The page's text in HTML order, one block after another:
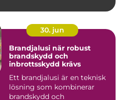
30. jun
Brandjalusi när robust
brandskydd och
inbrottsskydd krävs
Ett brandjalusi är en teknisk
lösning som kombinerar
brandskydd och